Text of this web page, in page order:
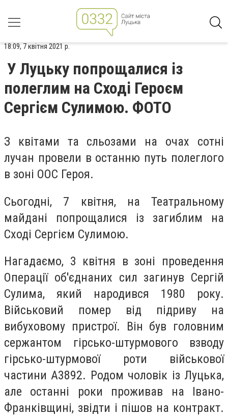
18:09, 7 квітня 2021 р.
У Луцьку попрощалися із
полеглим на Сході Героєм
Сергієм Сулимою. ФОТО
З квітами та сльозами на очах сотні
лучан провели в останню путь полеглого
в зоні ООС Героя.
Сьогодні, 7 квітня, на Театральному
майдані попрощалися із загиблим на
Сході Сергієм Сулимою.
Нагадаємо, 3 квітня в зоні проведення
Операції об'єднаних сил загинув Сергій
Сулима, який народився 1980 року.
Військовий помер від підриву на
вибуховому пристрої. Він був головним
сержантом гірсько-штурмового взводу
гірсько-штурмової роти військової
частини А3892. Родом чоловік із Луцька,
але останні роки проживав на Івано-
Франківщині, звідти і пішов на контракт.